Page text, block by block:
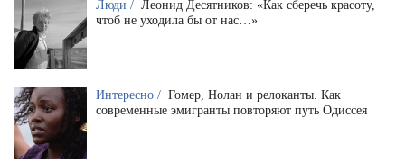
Люди / Леонид Десятников: «Как сберечь красоту,
чтоб не уходила бы от нас…»
Интересно / Гомер, Нолан и релоканты. Как
современные эмигранты повторяют путь Одиссея